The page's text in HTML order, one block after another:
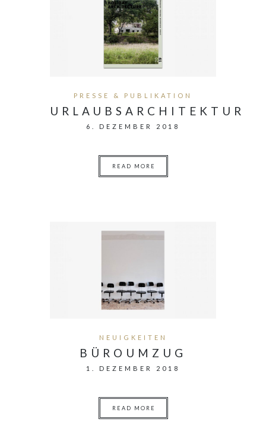
PRESSE & PUBLIKATION
URLAUBSARCHITEKTUR
6. DEZEMBER 2018
READ MORE
NEUIGKEITEN
BÜROUMZUG
1. DEZEMBER 2018
READ MORE